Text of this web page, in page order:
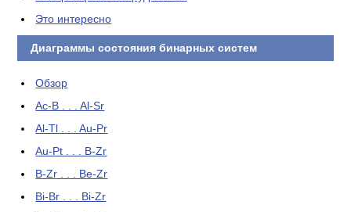
Это интересно
Диаграммы состояния бинарных систем
Обзор
Ac-B . . . Al-Sr
Al-Tl . . . Au-Pr
Au-Pt . . . B-Zr
B-Zr . . . Be-Zr
Bi-Br . . . Bi-Zr